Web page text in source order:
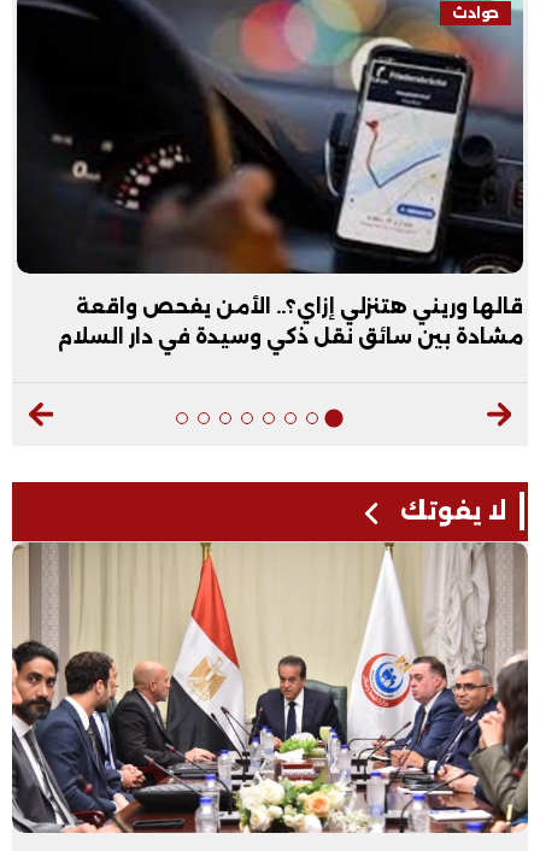
حوادث
قالها وريني هتنزلي إزاي؟.. الأمن يفحص واقعة
مشادة بين سائق نقل ذكي وسيدة في دار السلام
لا يفوتك